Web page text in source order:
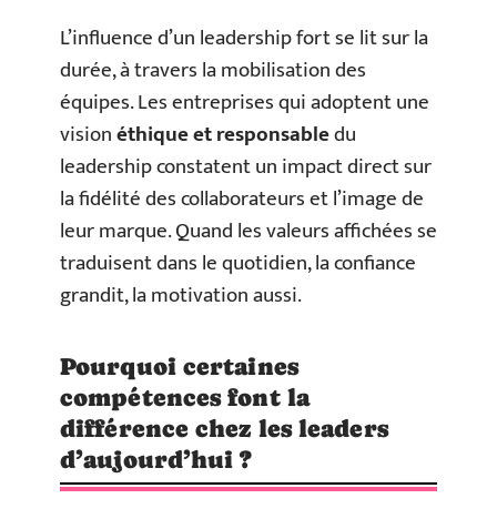
L’influence d’un leadership fort se lit sur la
durée, à travers la mobilisation des
équipes. Les entreprises qui adoptent une
visionéthique et responsabledu
leadership constatent un impact direct sur
la fidélité des collaborateurs et l’image de
leur marque. Quand les valeurs affichées se
traduisent dans le quotidien, la confiance
grandit, la motivation aussi.
Pourquoi certaines
compétences font la
différence chez les leaders
d’aujourd’hui ?